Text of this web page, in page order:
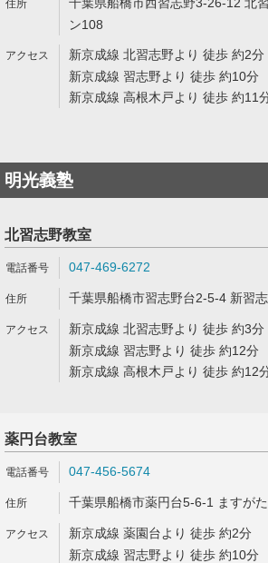
ン108
新京成線 北習志野より 徒歩 約2分
新京成線 習志野より 徒歩 約10分
新京成線 高根木戸より 徒歩 約11
明光義塾
北習志野教室
047-469-6272
千葉県船橋市習志野台2-5-4 新習
新京成線 北習志野より 徒歩 約3分
新京成線 習志野より 徒歩 約12分
新京成線 高根木戸より 徒歩 約12
薬円台教室
047-456-5674
千葉県船橋市薬円台5-6-1 ますが
新京成線 薬園台より 徒歩 約2分
新京成線 習志野より 徒歩 約10分